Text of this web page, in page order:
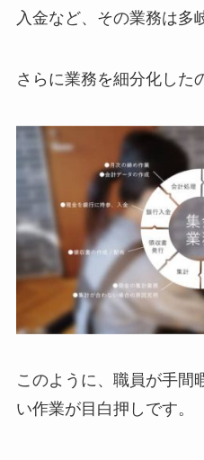
入金など、その業務は多
さらに業務を細分化した
このように、職員が手間
い作業が目白押しです。